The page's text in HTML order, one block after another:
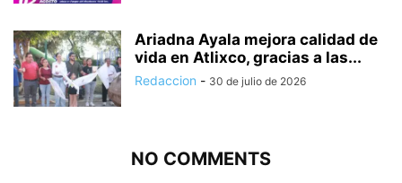
Ariadna Ayala mejora calidad de
vida en Atlixco, gracias a las...
Redaccion - 30 de julio de 2026
NO COMMENTS